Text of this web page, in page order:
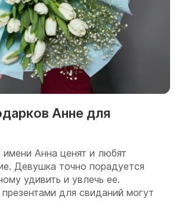
Анне для
Анна ценят и любят
Девушка точно порадуется
удивить и увлечь ее.
для свиданий могут